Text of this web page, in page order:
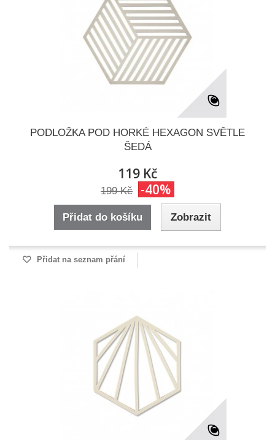
PODLOŽKA POD HORKÉ HEXAGON SVĚTLE
ŠEDÁ
119 Kč
199 Kč -40%
Přidat do košíku Zobrazit
Přidat na seznam přání